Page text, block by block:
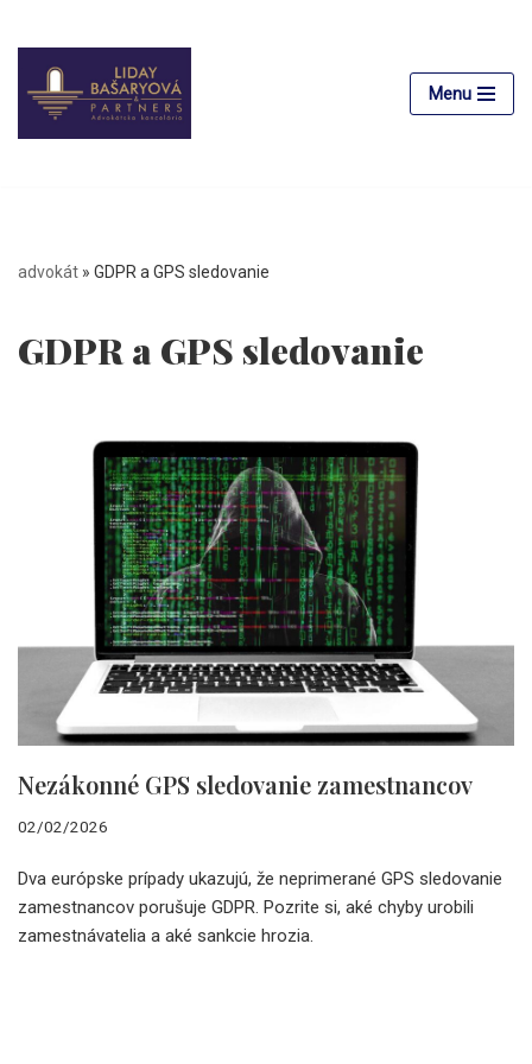
Preskočiť
na
obsah
Menu
advokát » GDPR a GPS sledovanie
GDPR a GPS sledovanie
Nezákonné GPS sledovanie zamestnancov
02/02/2026
Dva európske prípady ukazujú, že neprimerané GPS sledovanie
zamestnancov porušuje GDPR. Pozrite si, aké chyby urobili
zamestnávatelia a aké sankcie hrozia.